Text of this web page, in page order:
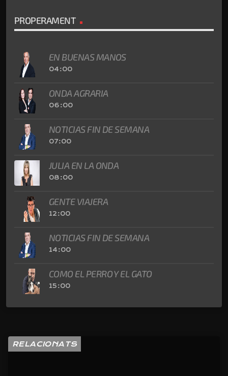
PROPERAMENT
EN BUENAS MANOS
04:00
ONDA AGRARIA
06:00
NOTICIAS FIN DE SEMANA
07:00
JULIA EN LA ONDA
08:00
GENTE VIAJERA
12:00
NOTICIAS FIN DE SEMANA
14:00
COMO EL PERRO Y EL GATO
15:00
RELACIONATS